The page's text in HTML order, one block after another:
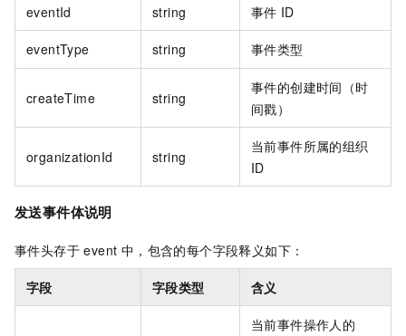
eventId string 事件 ID
eventType string 事件类型
createTime string
事件的创建时间（时
间戳）
organizationId string
当前事件所属的组织
ID
发送事件体说明
事件头存于 event 中，包含的每个字段释义如下：
字段 字段类型 含义
当前事件操作人的